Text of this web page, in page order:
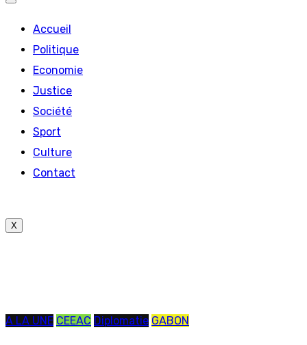
Accueil
Politique
Economie
Justice
Société
Sport
Culture
Contact
X
A LA UNE CEEAC Diplomatie GABON